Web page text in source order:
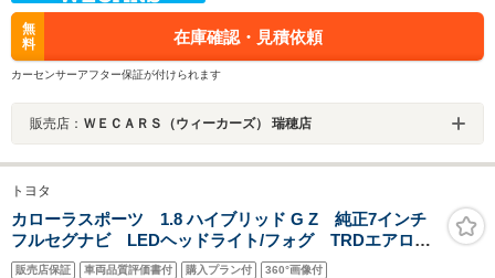
無
料
在庫確認・見積依頼
カーセンサーアフター保証が付けられます
販売店： ＷＥＣＡＲＳ（ウィーカーズ） 瑞穂店
トヨタ
カローラスポーツ 1.8 ハイブリッド G Z 純正7インチ
フルセグナビ LEDヘッドライト/フォグ TRDエアロ
(F/S/R) スマートキー 純正アルミホイール
販売店保証 車両品質評価書付 購入プラン付 360°画像付